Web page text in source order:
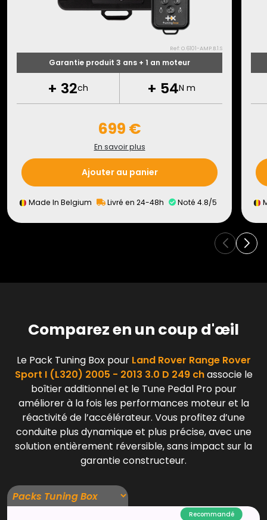
Ref: O.6101-AMP.B.1.S
Garantie produit 3 ans + 1 an moteur
+ 32ch + 54N m
699 €
En savoir plus
Ajouter au panier
Made In Belgium Livré en 24-48h Noté 4.8/5
Comparez en un coup d'œil
Le Pack Tuning Box pour Land Rover Range Rover
Sport I (L320) 2005 - 2013 3.0 D 249 chassocie le
boîtier additionnel et le Tune Pedal Pro pour
améliorer à la fois les performances moteur et la
réactivité de l’accélérateur. Vous profitez d’une
conduite plus dynamique et plus précise, avec une
solution entièrement réversible, sans impact sur la
garantie constructeur.
Recommandé